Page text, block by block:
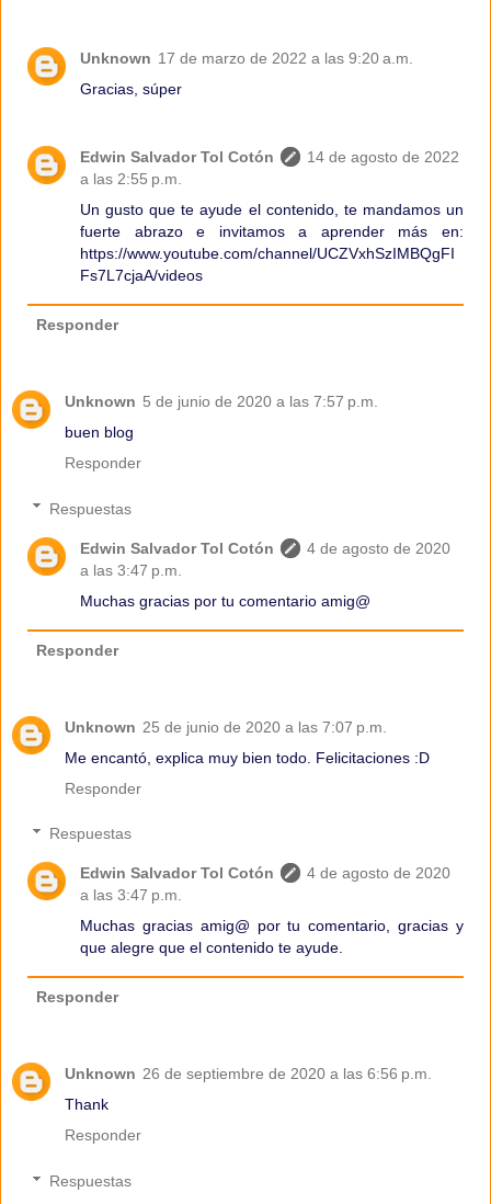
Unknown 17 de marzo de 2022 a las 9:20 a.m.
Gracias, súper
Edwin Salvador Tol Cotón
14 de agosto de 2022
a las 2:55 p.m.
Un gusto que te ayude el contenido, te mandamos un
fuerte abrazo e invitamos a aprender más en:
https://www.youtube.com/channel/UCZVxhSzIMBQgFI
Fs7L7cjaA/videos
Responder
Unknown 5 de junio de 2020 a las 7:57 p.m.
buen blog
Responder
Respuestas
Edwin Salvador Tol Cotón
4 de agosto de 2020
a las 3:47 p.m.
Muchas gracias por tu comentario amig@
Responder
Unknown 25 de junio de 2020 a las 7:07 p.m.
Me encantó, explica muy bien todo. Felicitaciones :D
Responder
Respuestas
Edwin Salvador Tol Cotón
4 de agosto de 2020
a las 3:47 p.m.
Muchas gracias amig@ por tu comentario, gracias y
que alegre que el contenido te ayude.
Responder
Unknown 26 de septiembre de 2020 a las 6:56 p.m.
Thank
Responder
Respuestas